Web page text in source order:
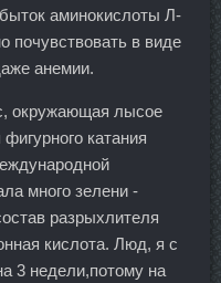
аминокислоты Л-
почувствовать в виде
анемии.
окружающая лысое
катания
много зелени -
разрыхлителя
кислота. Люд, я с
3 недели,потому на